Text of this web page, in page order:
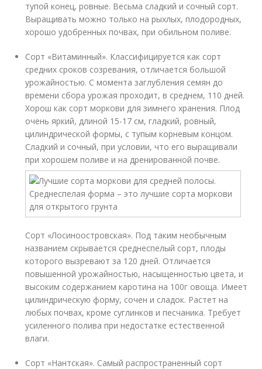
тупой конец, ровные. Весьма сладкий и сочный сорт.
Выращивать можно только на рыхлых, плодородных,
хорошо удобренных почвах, при обильном поливе.
Сорт «Витаминный». Классифицируется как сорт
средних сроков созревания, отличается большой
урожайностью. С момента заглубления семян до
времени сбора урожая проходит, в среднем, 110 дней.
Хорош как сорт моркови для зимнего хранения. Плод
очень яркий, длиной 15-17 см, гладкий, ровный,
цилиндрической формы, с тупым корневым концом.
Сладкий и сочный, при условии, что его выращивали
при хорошем поливе и на дренированной почве.
Сорт «Лосиноостровская». Под таким необычным
названием скрывается среднеспелый сорт, плоды
которого вызревают за 120 дней. Отличается
повышенной урожайностью, насыщенностью цвета, и
высоким содержанием каротина на 100г овоща. Имеет
цилиндрическую форму, сочен и сладок. Растет на
любых почвах, кроме суглинков и песчаника. Требует
усиленного полива при недостатке естественной
влаги.
Сорт «Нантская». Самый распространенный сорт